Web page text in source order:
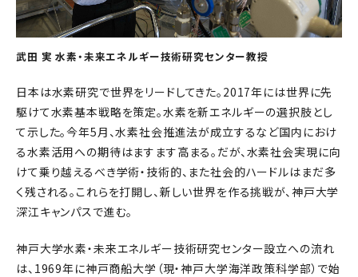
武田 実 水素・未来エネルギー技術研究センター教授
日本は水素研究で世界をリードしてきた。2017年には世界に先
駆けて水素基本戦略を策定。水素を新エネルギーの選択肢とし
て示した。今年5月、水素社会推進法が成立するなど国内におけ
る水素活用への期待はますます高まる。だが、水素社会実現に向
けて乗り越えるべき学術・技術的、また社会的ハードルはまだ多
く残される。これらを打開し、新しい世界を作る挑戦が、神戸大学
深江キャンパスで進む。
神戸大学水素・未来エネルギー技術研究センター設立への流れ
は、1969年に神戸商船大学（現・神戸大学海洋政策科学部）で始